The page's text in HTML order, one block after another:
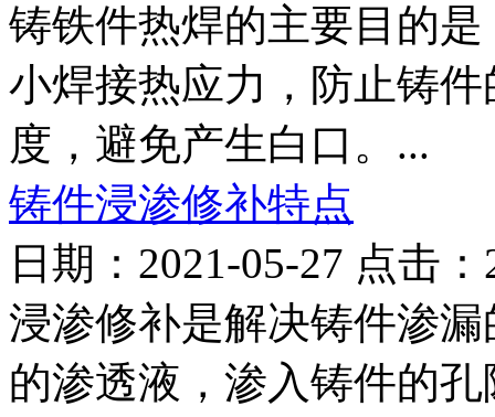
铸铁件热焊的主要目的
小焊接热应力，防止铸
度，避免产生白口。...
铸件浸渗修补特点
日期：2021-05-27 点击
浸渗修补是解决铸件渗
的渗透液，渗入铸件的